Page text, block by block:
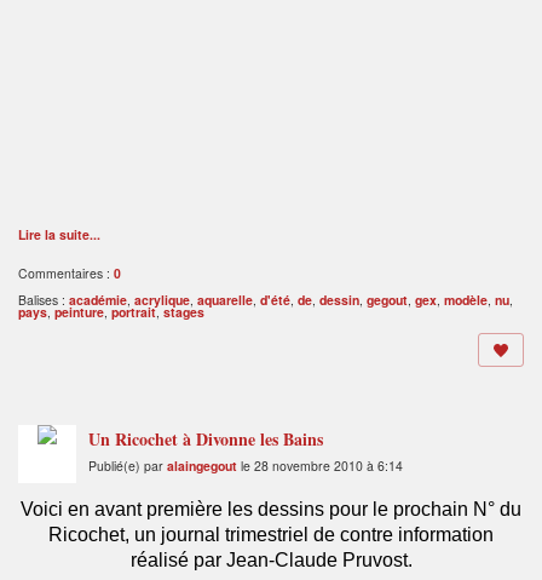
Lire la suite...
Commentaires : 0
Balises : académie, acrylique, aquarelle, d'été, de, dessin, gegout, gex, modèle, nu,
pays, peinture, portrait, stages
Un Ricochet à Divonne les Bains
Publié(e) par alaingegout le 28 novembre 2010 à 6:14
Voici en avant première les dessins pour le prochain N° du
Ricochet, un journal trimestriel de contre information
réalisé par Jean-Claude Pruvost.